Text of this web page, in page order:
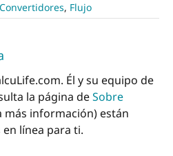
Convertidores, Flujo
Él y su equipo de
la página deSobre
más información) están
línea para ti.